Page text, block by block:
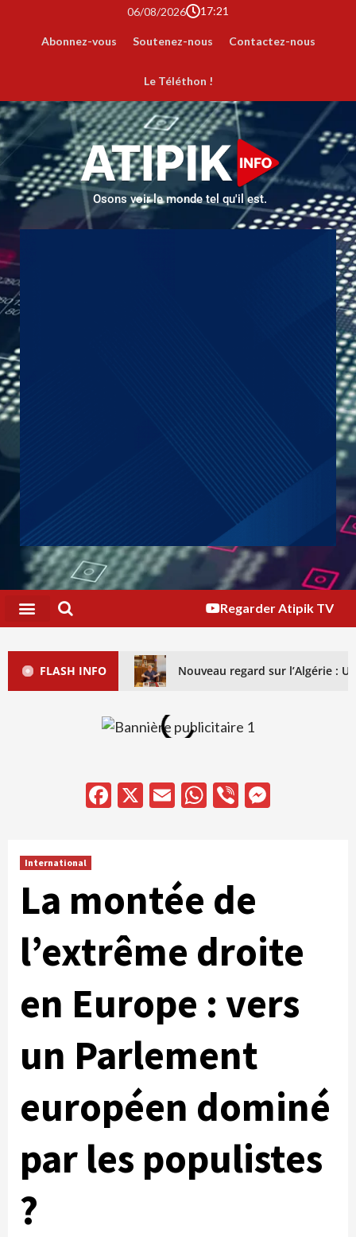
06/08/2026 17:21
Abonnez-vous Soutenez-nous Contactez-nous
Le Téléthon !
Osons voir le monde tel qu'il est.
Regarder Atipik TV
FLASH INFO Nouveau regard sur l’Algérie :
Facebook
X EmailWhatsApp
Viber
International
La montée de
l’extrême droite
en Europe : vers
un Parlement
européen dominé
par les populistes
?